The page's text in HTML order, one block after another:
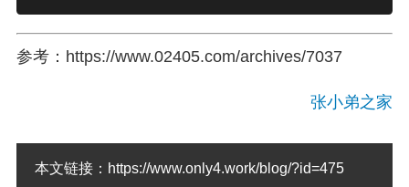
参考：https://www.02405.com/archives/7037
张小弟之家
本文链接： https://www.only4.work/blog/?id=475